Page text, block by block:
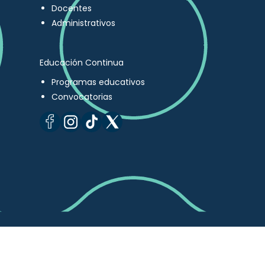
Docentes
Administrativos
Educación Continua
Programas educativos
Convocatorias